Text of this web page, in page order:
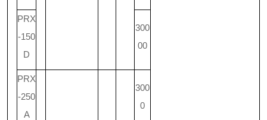
PRX
-150
D
300
00
PRX
-250
A
300
0